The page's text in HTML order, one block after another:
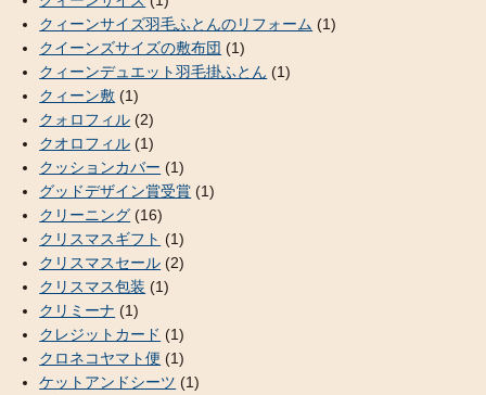
クィーンサイズ羽毛ふとんのリフォーム (1)
クイーンズサイズの敷布団 (1)
クィーンデュエット羽毛掛ふとん (1)
クィーン敷 (1)
クォロフィル (2)
クオロフィル (1)
クッションカバー (1)
グッドデザイン賞受賞 (1)
クリーニング (16)
クリスマスギフト (1)
クリスマスセール (2)
クリスマス包装 (1)
クリミーナ (1)
クレジットカード (1)
クロネコヤマト便 (1)
ケットアンドシーツ (1)